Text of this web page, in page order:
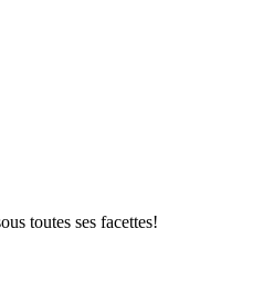
toutes ses facettes!